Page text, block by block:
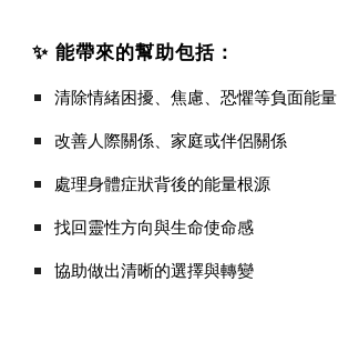
✨ 能帶來的幫助包括：
清除情緒困擾、焦慮、恐懼等負面能量
改善人際關係、家庭或伴侶關係
處理身體症狀背後的能量根源
找回靈性方向與生命使命感
協助做出清晰的選擇與轉變